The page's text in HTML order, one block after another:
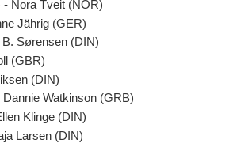
Nora Tveit (NOR)
Jährig (GER)
Sørensen (DIN)
(GBR)
(DIN)
Watkinson (GRB)
Klinge (DIN)
Larsen (DIN)